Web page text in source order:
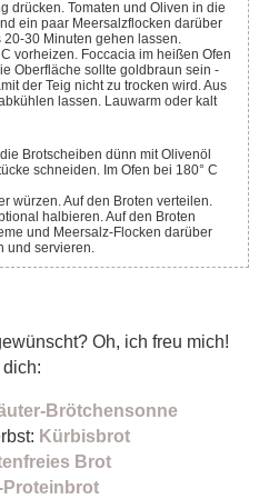
drücken. Tomaten und Oliven in die
ein paar Meersalzflocken darüber
30 Minuten gehen lassen.
Oberfläche sollte goldbraun sein -
der Teig nicht zu trocken wird. Aus
lassen. Lauwarm oder kalt
schneiden. Im Ofen bei 180° C
halbieren. Auf den Broten
und Meersalz-Flocken darüber
und servieren.
Oh, ich freu mich!
dich:
Brötchensonne
Kürbisbrot
Brot
Proteinbrot